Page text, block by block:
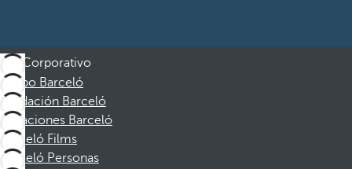
Corporativo
Grupo Barceló
Fundación Barceló
Vacaciones Barceló
Barceló Films
Barceló Personas